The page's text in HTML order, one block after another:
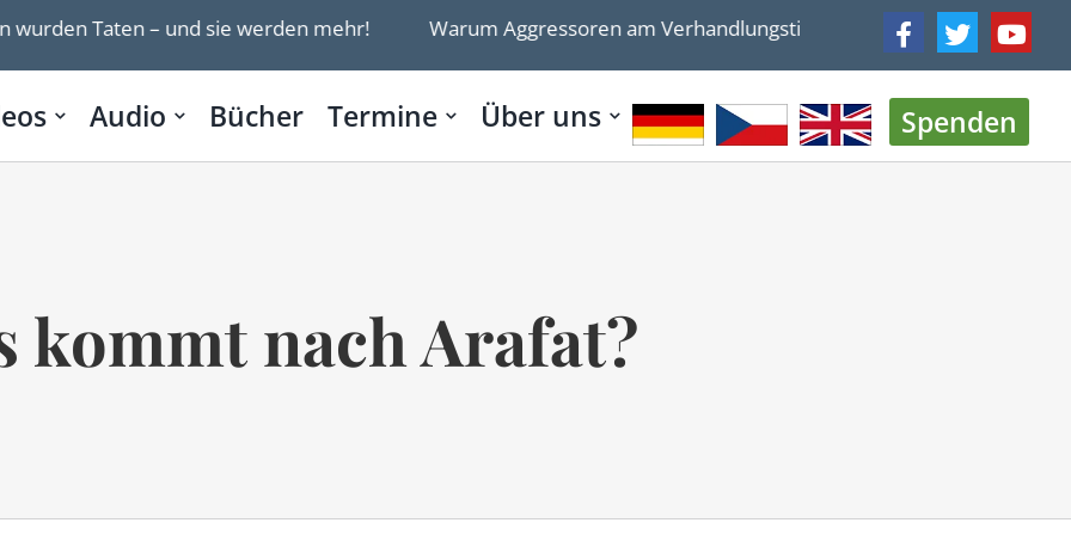
Taten – und sie werden mehr! Warum Aggressoren am Verhandlungstisch immer wieder gewinnen
Audio Bücher Termine Über uns Spenden
kommt nach Arafat?